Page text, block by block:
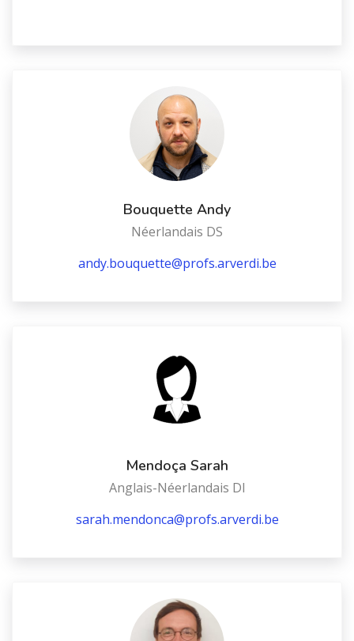
Bouquette Andy
Néerlandais DS
andy.bouquette@profs.arverdi.be
Mendoça Sarah
Anglais-Néerlandais DI
sarah.mendonca@profs.arverdi.be